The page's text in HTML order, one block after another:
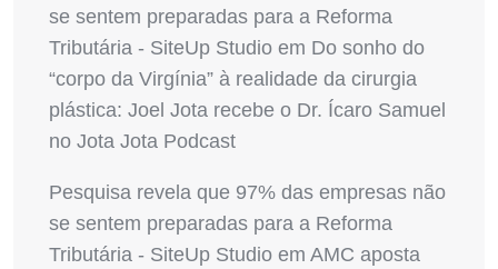
se sentem preparadas para a Reforma
Tributária - SiteUp Studio em Do sonho do
“corpo da Virgínia” à realidade da cirurgia
plástica: Joel Jota recebe o Dr. Ícaro Samuel
no Jota Jota Podcast
Pesquisa revela que 97% das empresas não
se sentem preparadas para a Reforma
Tributária - SiteUp Studio em AMC aposta